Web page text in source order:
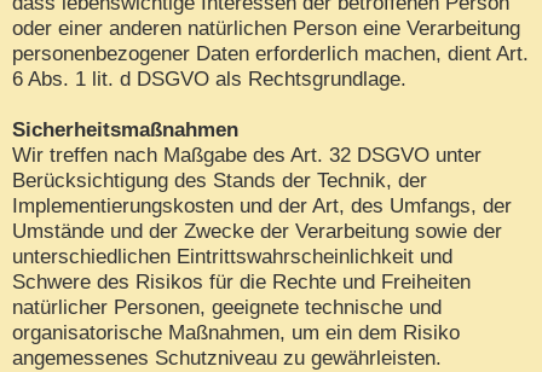
oder einer anderen natürlichen Person eine Verarbeitung
personenbezogener Daten erforderlich machen, dient Art.
6 Abs. 1 lit. d DSGVO als Rechtsgrundlage.
Sicherheitsmaßnahmen
Wir treffen nach Maßgabe des Art. 32 DSGVO unter
Berücksichtigung des Stands der Technik, der
Implementierungskosten und der Art, des Umfangs, der
Umstände und der Zwecke der Verarbeitung sowie der
unterschiedlichen Eintrittswahrscheinlichkeit und
Schwere des Risikos für die Rechte und Freiheiten
natürlicher Personen, geeignete technische und
organisatorische Maßnahmen, um ein dem Risiko
angemessenes Schutzniveau zu gewährleisten.